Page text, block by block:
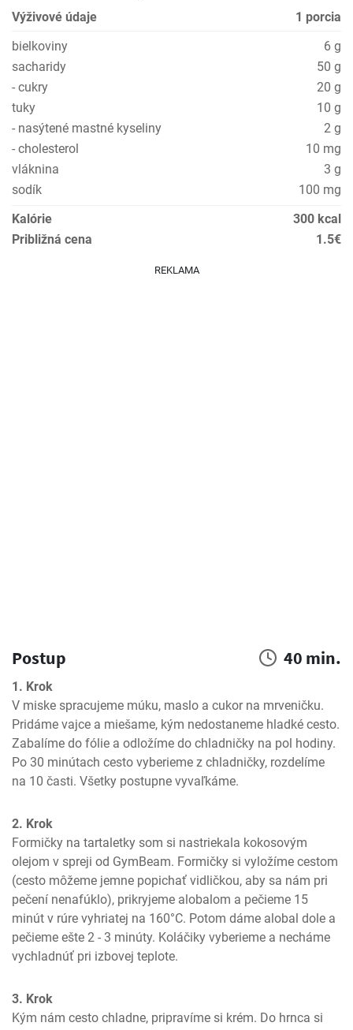
Výživové údaje
1 porcia
bielkoviny
6 g
sacharidy
50 g
- cukry
20 g
tuky
10 g
- nasýtené mastné kyseliny
2 g
- cholesterol
10 mg
vláknina
3 g
sodík
100 mg
Kalórie
300 kcal
Približná cena
1.5€
REKLAMA
Postup 40 min.
1. Krok
V miske spracujeme múku, maslo a cukor na mrveničku.
Pridáme vajce a miešame, kým nedostaneme hladké cesto.
Zabalíme do fólie a odložíme do chladničky na pol hodiny.
Po 30 minútach cesto vyberieme z chladničky, rozdelíme
na 10 časti. Všetky postupne vyvaľkáme.
2. Krok
Formičky na tartaletky som si nastriekala kokosovým
olejom v spreji od GymBeam. Formičky si vyložíme cestom
(cesto môžeme jemne popichať vidličkou, aby sa nám pri
pečení nenafúklo), prikryjeme alobalom a pečieme 15
minút v rúre vyhriatej na 160°C. Potom dáme alobal dole a
pečieme ešte 2 - 3 minúty. Koláčiky vyberieme a necháme
vychladnúť pri izbovej teplote.
3. Krok
Kým nám cesto chladne, pripravíme si krém. Do hrnca si